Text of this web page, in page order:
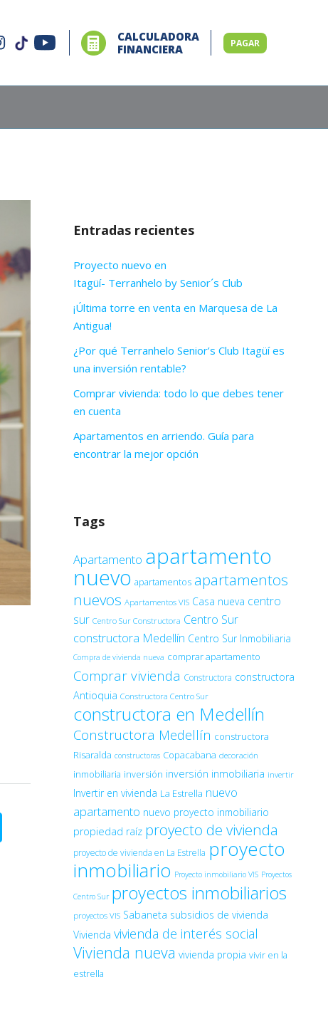
CALCULADORA
FINANCIERA
PAGAR
Entradas recientes
Proyecto nuevo en
Itagüí- Terranhelo by Senior´s Club
¡Última torre en venta en Marquesa de La
Antigua!
¿Por qué Terranhelo Senior’s Club Itagüí es
una inversión rentable?
Comprar vivienda: todo lo que debes tener
en cuenta
Apartamentos en arriendo. Guía para
encontrar la mejor opción
Tags
Apartamento apartamento
nuevo apartamentos apartamentos
nuevos Apartamentos VIS Casa nueva centro
sur Centro Sur Constructora Centro Sur
constructora Medellín Centro Sur Inmobiliaria
Compra de vivienda nueva comprar apartamento
Comprar vivienda Constructora constructora
Antioquia Constructora Centro Sur
constructora en Medellín
Constructora Medellín constructora
Risaralda constructoras Copacabana decoración
inmobiliaria inversión inversión inmobiliaria invertir
Invertir en vivienda La Estrella nuevo
apartamento nuevo proyecto inmobiliario
propiedad raíz proyecto de vivienda
proyecto de vivienda en La Estrella proyecto
inmobiliario Proyecto inmobiliario VIS Proyectos
Centro Sur proyectos inmobiliarios
proyectos VIS Sabaneta subsidios de vivienda
Vivienda vivienda de interés social
Vivienda nueva vivienda propia vivir en la
estrella